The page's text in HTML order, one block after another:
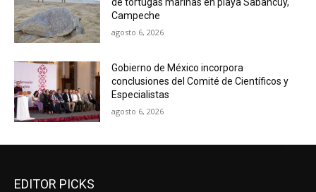
de tortugas marinas en playa Sabancuy,
Campeche
agosto 6, 2026
Gobierno de México incorpora
conclusiones del Comité de Científicos y
Especialistas
agosto 6, 2026
EDITOR PICKS